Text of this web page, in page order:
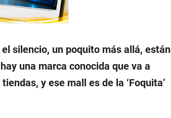
silencio, un poquito más allá, están
hay una marca conocida que va a
y ese mall es de la ‘Foquita’